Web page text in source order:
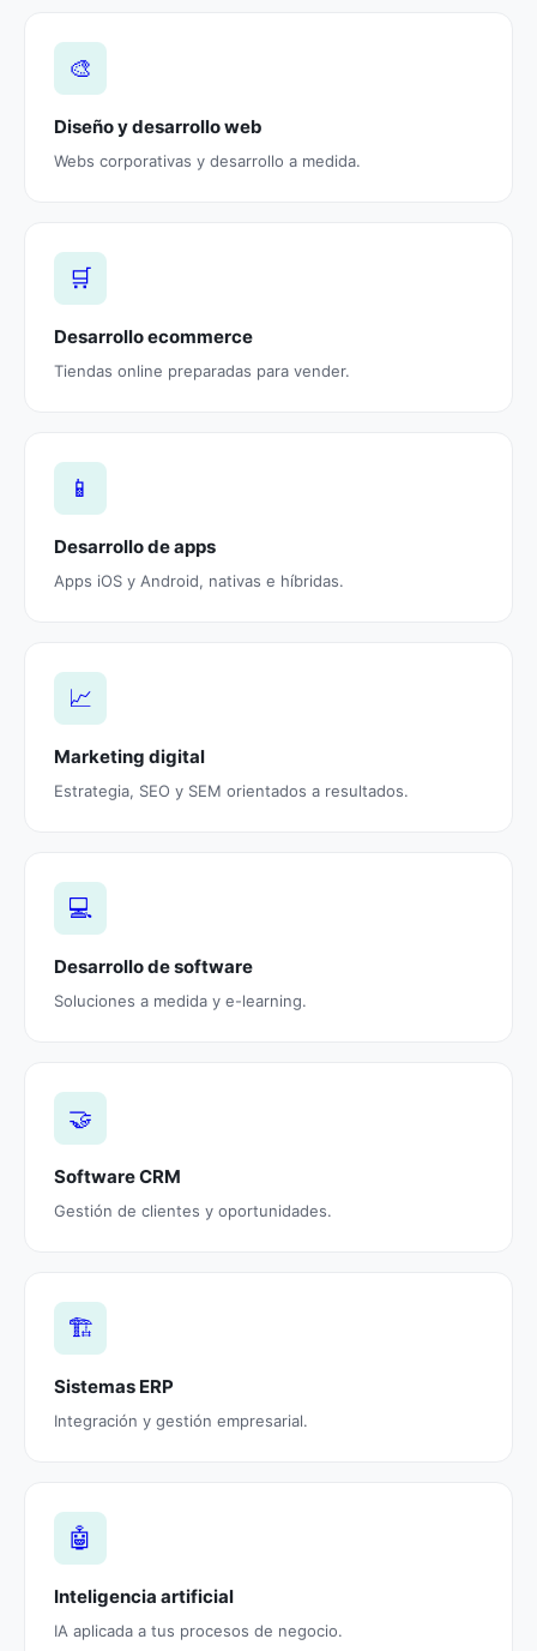
🎨
Diseño y desarrollo web
Webs corporativas y desarrollo a medida.
🛒
Desarrollo ecommerce
Tiendas online preparadas para vender.
📱
Desarrollo de apps
Apps iOS y Android, nativas e híbridas.
📈
Marketing digital
Estrategia, SEO y SEM orientados a resultados.
💻
Desarrollo de software
Soluciones a medida y e-learning.
🤝
Software CRM
Gestión de clientes y oportunidades.
🏗️
Sistemas ERP
Integración y gestión empresarial.
🤖
Inteligencia artificial
IA aplicada a tus procesos de negocio.